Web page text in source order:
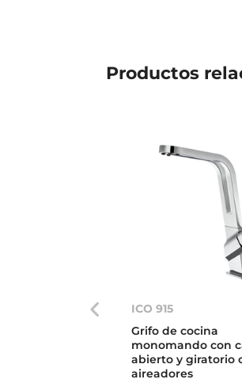
Productos
ICO 915
Grifo de cocina
monomando con
abierto y giratorio
aireadores